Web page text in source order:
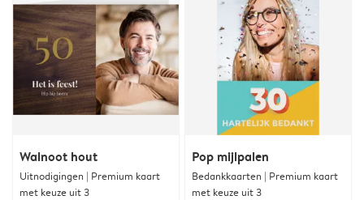
Walnoot hout
Uitnodigingen | Premium kaart
met keuze uit 3
Pop mijlpalen
Bedankkaarten | Premium kaart
met keuze uit 3